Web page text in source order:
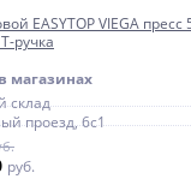
EASYTOP VIEGA пресс
ручка
магазинах
склад
проезд, 6с1
руб.